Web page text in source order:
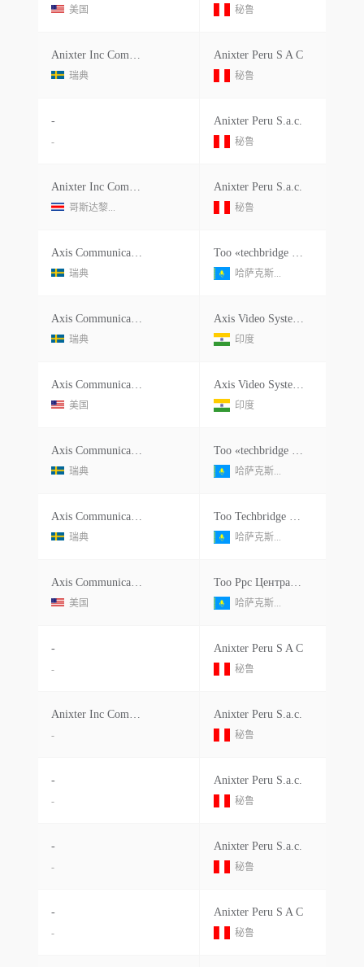
美国 秘鲁
Anixter Inc Commscope Corning
瑞典
Anixter Peru S A C
秘鲁
-
-
Anixter Peru S.a.c.
秘鲁
Anixter Inc Commscope Corning
哥斯达黎...
Anixter Peru S.a.c.
秘鲁
Axis Communications Ab
瑞典
Тоо «techbridge Distribution Ca»
哈萨克斯...
Axis Communications Ab
瑞典
Axis Video Systems India Private Limited
印度
Axis Communications Ab
美国
Axis Video Systems India Pvt.ltd.
印度
Axis Communications Ab
瑞典
Тоо «techbridge Distribution Ca»
哈萨克斯...
Axis Communications Ab
瑞典
Тоо Techbridge Distribution Ca
哈萨克斯...
Axis Communications Ab
美国
Тоо Ррс Центральная Азия
哈萨克斯...
-
-
Anixter Peru S A C
秘鲁
Anixter Inc Commscope Hid Global
-
Anixter Peru S.a.c.
秘鲁
-
-
Anixter Peru S.a.c.
秘鲁
-
-
Anixter Peru S.a.c.
秘鲁
-
-
Anixter Peru S A C
秘鲁